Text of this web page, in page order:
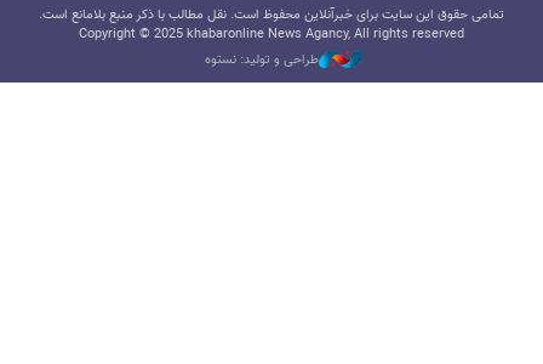
تمامی حقوق این سایت برای خبرآنلاین محفوظ است. نقل مطالب با ذکر منبع بلامانع است.
Copyright © 2025 khabaronline News Agancy, All rights reserved
طراحی و تولید: نستوه